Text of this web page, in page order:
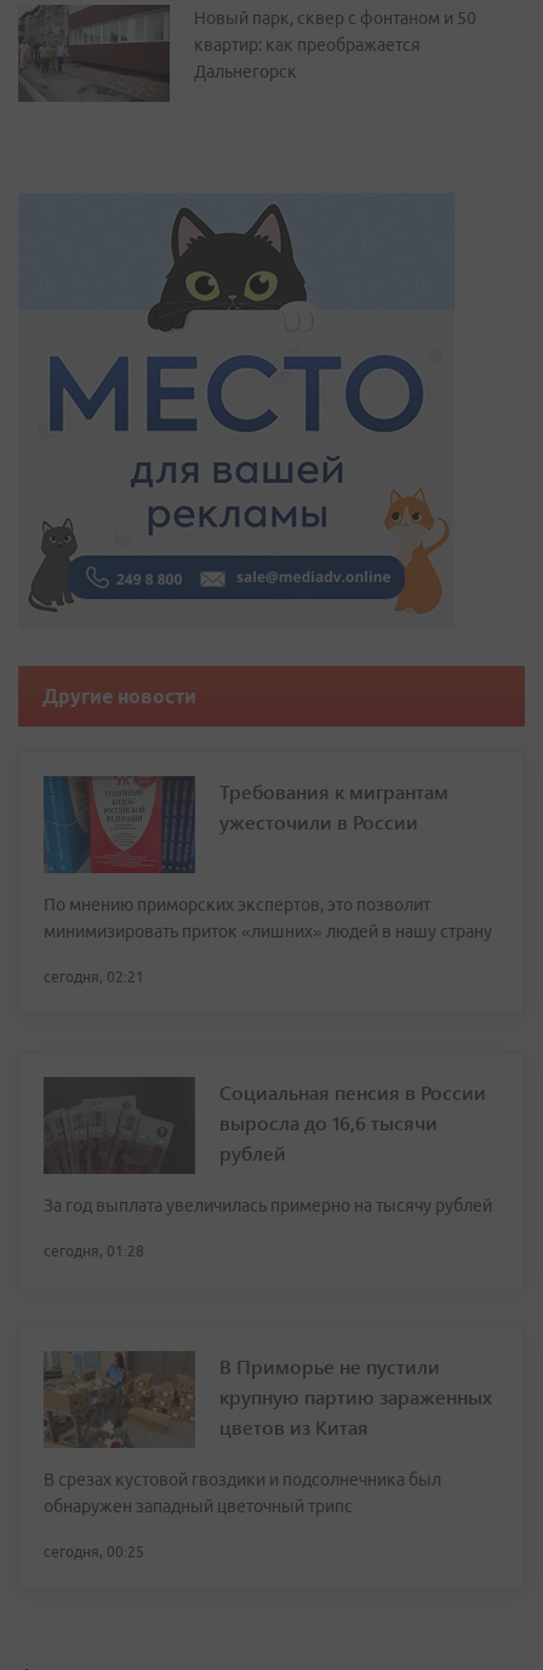
Новый парк, сквер с фонтаном и 50
квартир: как преображается
Дальнегорск
Другие новости
Требования к мигрантам
ужесточили в России
По мнению приморских экспертов, это позволит
минимизировать приток «лишних» людей в нашу страну
сегодня, 02:21
Социальная пенсия в России
выросла до 16,6 тысячи
рублей
За год выплата увеличилась примерно на тысячу рублей
сегодня, 01:28
В Приморье не пустили
крупную партию зараженных
цветов из Китая
В срезах кустовой гвоздики и подсолнечника был
обнаружен западный цветочный трипс
сегодня, 00:25